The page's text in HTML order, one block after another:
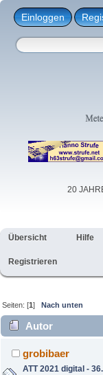
Einloggen
20
Übersicht Hilfe
Registrieren
Seiten: [1]Nach unten
Autor
Astronomie und
grobibaer
ATT 2021 digital -